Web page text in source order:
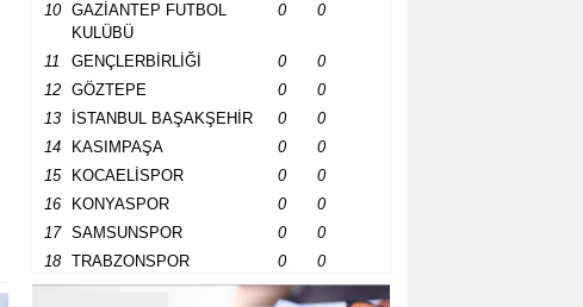
10
GAZİANTEP FUTBOL
KULÜBÜ
0 0
11 GENÇLERBİRLİĞİ 0
0
12
GÖZTEPE 0
0
13
İSTANBUL BAŞAKŞEHİR 0
0
14
KASIMPAŞA 0
0
15
KOCAELİSPOR 0
0
16
KONYASPOR 0
0
17
SAMSUNSPOR 0
0
18
TRABZONSPOR 0 0